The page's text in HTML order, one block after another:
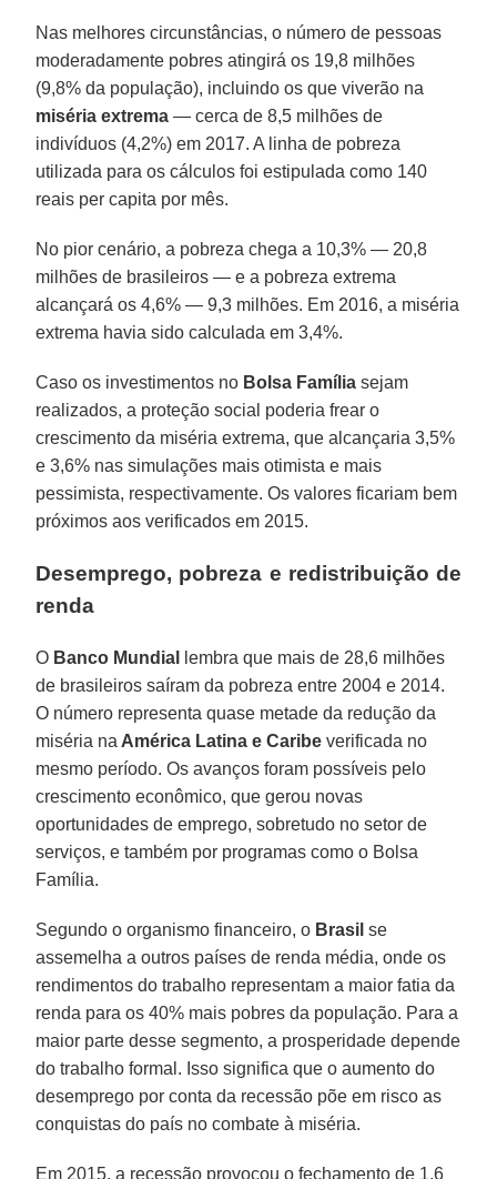
Nas melhores circunstâncias, o número de pessoas
moderadamente pobres atingirá os 19,8 milhões
(9,8% da população), incluindo os que viverão na
miséria extrema — cerca de 8,5 milhões de
indivíduos (4,2%) em 2017. A linha de pobreza
utilizada para os cálculos foi estipulada como 140
reais per capita por mês.
No pior cenário, a pobreza chega a 10,3% — 20,8
milhões de brasileiros — e a pobreza extrema
alcançará os 4,6% — 9,3 milhões. Em 2016, a miséria
extrema havia sido calculada em 3,4%.
Caso os investimentos no Bolsa Família sejam
realizados, a proteção social poderia frear o
crescimento da miséria extrema, que alcançaria 3,5%
e 3,6% nas simulações mais otimista e mais
pessimista, respectivamente. Os valores ficariam bem
próximos aos verificados em 2015.
Desemprego, pobreza e redistribuição de
renda
O Banco Mundial
lembra que mais de 28,6 milhões
de brasileiros saíram da pobreza entre 2004 e 2014.
O número representa quase metade da redução da
miséria na América Latina e Caribe verificada no
mesmo período. Os avanços foram possíveis pelo
crescimento econômico, que gerou novas
oportunidades de emprego, sobretudo no setor de
serviços, e também por programas como o Bolsa
Família.
Segundo o organismo financeiro, o Brasil se
assemelha a outros países de renda média, onde os
rendimentos do trabalho representam a maior fatia da
renda para os 40% mais pobres da população. Para a
maior parte desse segmento, a prosperidade depende
do trabalho formal. Isso significa que o aumento do
desemprego por conta da recessão põe em risco as
conquistas do país no combate à miséria.
Em 2015, a recessão provocou o fechamento de 1,6